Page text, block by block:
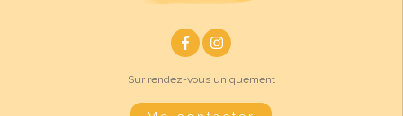
Sur rendez-vous uniquement